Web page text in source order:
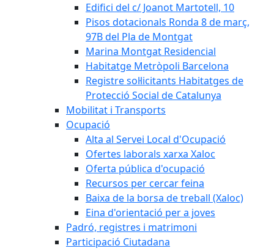
Edifici del c/ Joanot Martotell, 10
Pisos dotacionals Ronda 8 de març,
97B del Pla de Montgat
Marina Montgat Residencial
Habitatge Metròpoli Barcelona
Registre sol·licitants Habitatges de
Protecció Social de Catalunya
Mobilitat i Transports
Ocupació
Alta al Servei Local d'Ocupació
Ofertes laborals xarxa Xaloc
Oferta pública d'ocupació
Recursos per cercar feina
Baixa de la borsa de treball (Xaloc)
Eina d'orientació per a joves
Padró, registres i matrimoni
Participació Ciutadana